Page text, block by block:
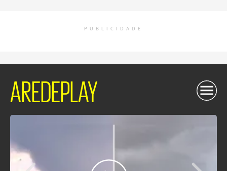
PUBLICIDADE
AREDEPLAY